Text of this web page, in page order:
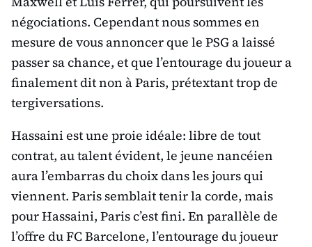
négociations. Cependant nous sommes en
mesure de vous annoncer que le PSG a laissé
passer sa chance, et que l’entourage du joueur a
finalement dit non à Paris, prétextant trop de
tergiversations.
Hassaini est une proie idéale: libre de tout
contrat, au talent évident, le jeune nancéien
aura l’embarras du choix dans les jours qui
viennent. Paris semblait tenir la corde, mais
pour Hassaini, Paris c’est fini. En parallèle de
l’offre du FC Barcelone, l’entourage du joueur